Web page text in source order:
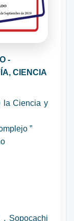
-
CIENCIA
la Ciencia y
”
, Sopocachi